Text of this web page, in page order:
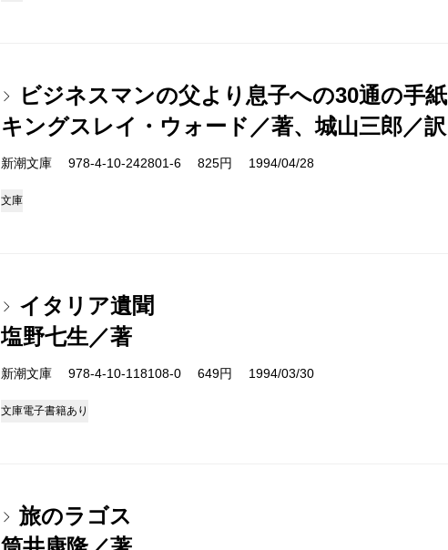
ビジネスマンの父より息子への30通の手紙
キングスレイ・ウォード／著、城山三郎／訳
新潮文庫 978-4-10-242801-6 825円 1994/04/28
文庫
イタリア遺聞
塩野七生／著
新潮文庫 978-4-10-118108-0 649円 1994/03/30
文庫電子書籍あり
旅のラゴス